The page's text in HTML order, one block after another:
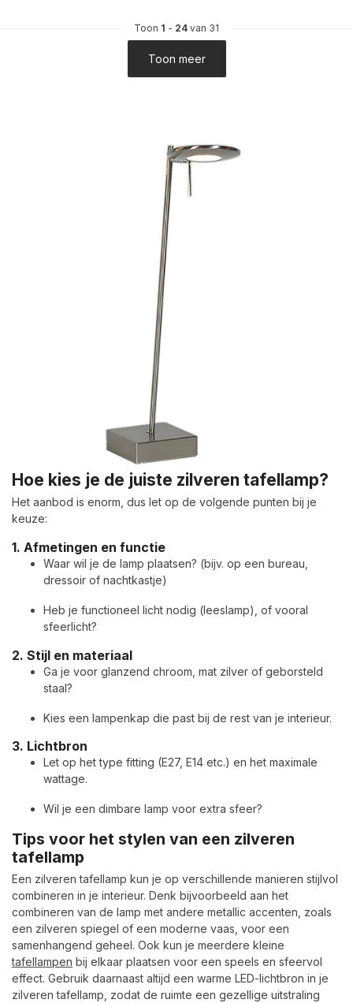
Toon 1 - 24 van 31
Toon meer
Hoe kies je de juiste zilveren tafellamp?
Het aanbod is enorm, dus let op de volgende punten bij je
keuze:
1. Afmetingen en functie
Waar wil je de lamp plaatsen? (bijv. op een bureau,
dressoir of nachtkastje)
Heb je functioneel licht nodig (leeslamp), of vooral
sfeerlicht?
2. Stijl en materiaal
Ga je voor glanzend chroom, mat zilver of geborsteld
staal?
Kies een lampenkap die past bij de rest van je interieur.
3. Lichtbron
Let op het type fitting (E27, E14 etc.) en het maximale
wattage.
Wil je een dimbare lamp voor extra sfeer?
Tips voor het stylen van een zilveren
tafellamp
Een zilveren tafellamp kun je op verschillende manieren stijlvol
combineren in je interieur. Denk bijvoorbeeld aan het
combineren van de lamp met andere metallic accenten, zoals
een zilveren spiegel of een moderne vaas, voor een
samenhangend geheel. Ook kun je meerdere kleine
tafellampen bij elkaar plaatsen voor een speels en sfeervol
effect. Gebruik daarnaast altijd een warme LED-lichtbron in je
zilveren tafellamp, zodat de ruimte een gezellige uitstraling